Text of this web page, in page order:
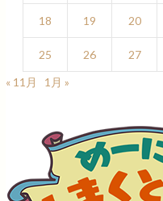
18 19 20
25 26 27
« 11月
1月 »